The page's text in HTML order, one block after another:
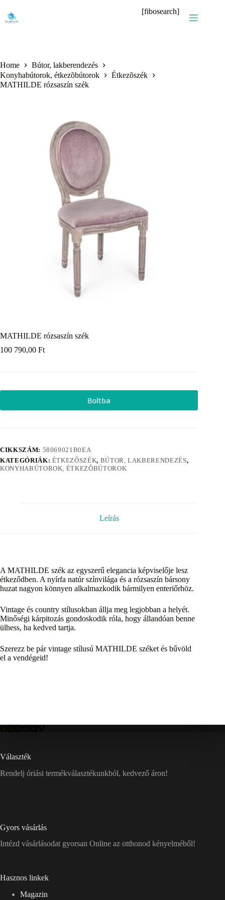
content
[fibosearch]
Home
Bútor, lakberendezés
Konyhabútorok, étkezõbútorok
Étkezõszék
MATHILDE rózsaszín szék
MATHILDE rózsaszín szék
100 790,00 Ft
Boltba
CIKKSZÁM: 58069021B0EA
KATEGÓRIÁK: ÉTKEZÕSZÉK, BÚTOR, LAKBERENDEZÉS,
KONYHABÚTOROK, ÉTKEZÕBÚTOROK
Leírás
A MATHILDE szék az egyszerű elegancia képviselője lesz
étkeződben. A nyírfa natúr színvilága és a rózsaszín bársony
huzat nagyon könnyen alkalmazkodik bármilyen enteriőrhöz.
Vintage és country stílusokban állja meg legjobban a helyét.
Minőségi kárpitozás gondoskodik róla, hogy állandóan benne
ülhess, ha kedved tartja.
Szerezz be pár vintage stílusú MATHILDE széket és bűvöld
el a vendégeid!
Választék
Rendelj óriási termékválasztékunkból, kedvező áron!
Gyors vásárlás
Intézd vásárlásodat gyorsan Online az otthonod kényelméből!
Hasznos linkek
Magazin